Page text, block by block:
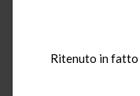
Ritenuto in fatto